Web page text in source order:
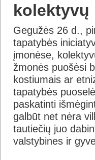
kolektyvų
Gegužės 26 d.,
tapatybės
įmonėse,
žmonės puošėsi
kostiumais ar
tapatybės
paskatinti
galbūt net nėra
tautiečių juo
valstybines ir